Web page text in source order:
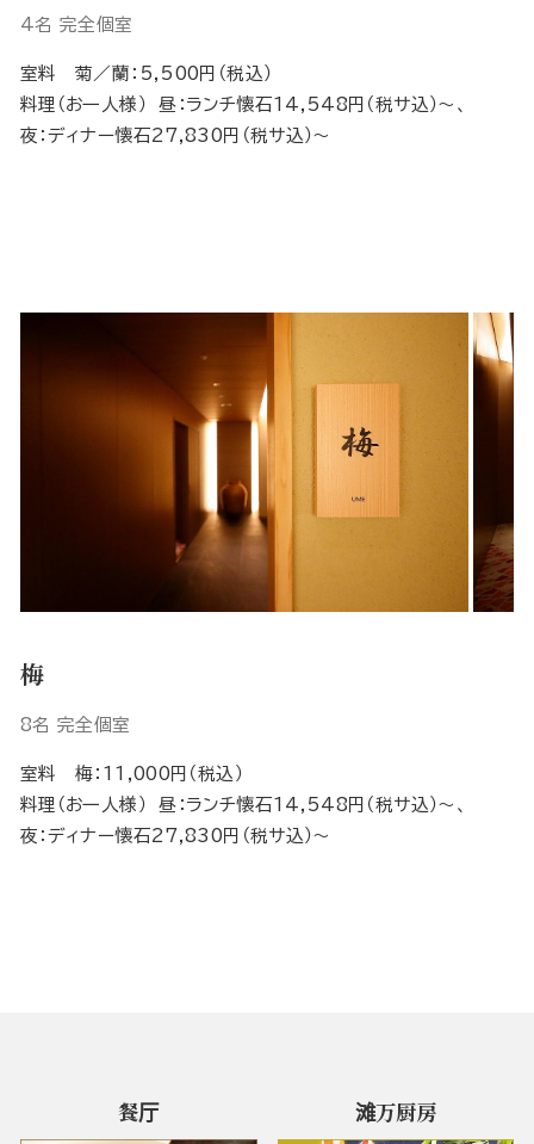
4名 完全個室
室料 菊／蘭：5,500円（税込）
料理（お一人様） 昼：ランチ懐石14,548円（税サ込）～、
夜：ディナー懐石27,830円（税サ込）～
梅
8名 完全個室
室料 梅：11,000円（税込）
料理（お一人様） 昼：ランチ懐石14,548円（税サ込）～、
夜：ディナー懐石27,830円（税サ込）～
餐厅 滩万厨房